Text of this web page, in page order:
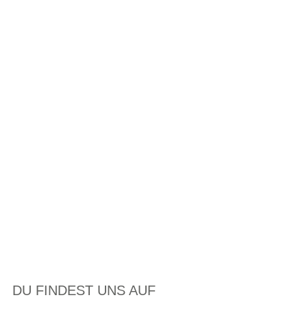
DU FINDEST UNS AUF